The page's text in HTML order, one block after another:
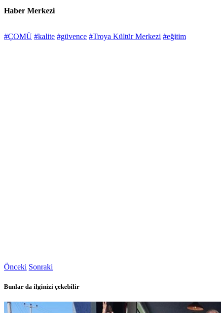
Haber Merkezi
#ÇOMÜ #kalite #güvence #Troya Kültür Merkezi #eğitim
Önceki Sonraki
Bunlar da ilginizi çekebilir